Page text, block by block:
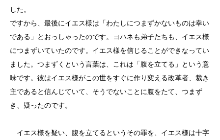
した。
ですから、最後にイエス様は「わたしにつまずかないものは幸い
である」とおっしゃったのです。ヨハネも弟子たちも、イエス様
につまずいていたのです。イエス様を信じることができなってい
ました。つまずくという言葉は、これは「腹を立てる」という意
味です。彼はイエス様がこの世をすぐに作り変える改革者、裁き
主であると信んじていて、そうでないことに腹をたて、つまず
き、疑ったのです。
イエス様を疑い、腹を立てるというその罪を、イエス様は十字